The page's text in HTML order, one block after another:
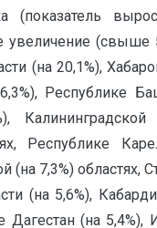
(показатель
увеличение (свыше
(на 20,1%),
Республике
Республике
(на 7,3%) областях,
(на 5,6%),
Дагестан (на 5,4%),